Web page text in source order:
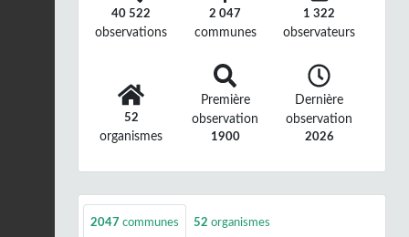
40 522
observations
2 047
communes
1 322
observateurs
52
organismes
Première
observation
1900
Dernière
observation
2026
2047 communes 52 organismes